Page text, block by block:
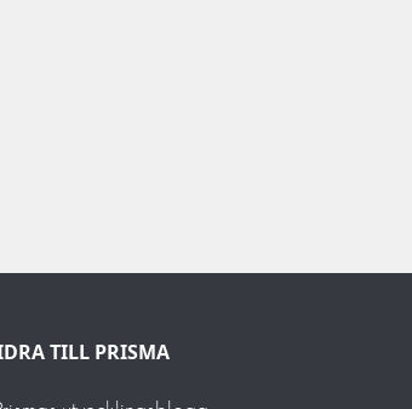
TILL PRISMA